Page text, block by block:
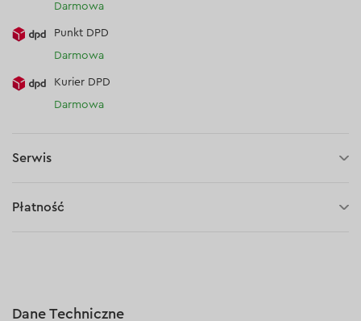
Darmowa
Punkt DPD
Darmowa
Kurier DPD
Darmowa
Serwis
Płatność
Płatność na rachunek bieżący (przelew tradycyjny)
Dane Techniczne